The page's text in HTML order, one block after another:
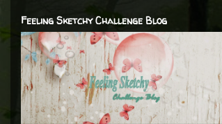
Feeling Sketchy Challenge Blog